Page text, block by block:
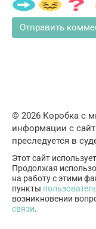
© 2026 Коробка с
информации с
преследуется в
Этот сайт использует
Продолжая
на работу с этими
пункты
возникновении
связи.